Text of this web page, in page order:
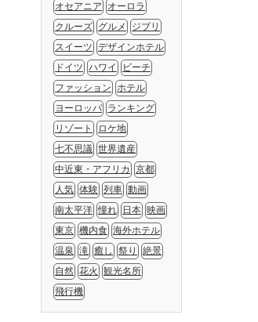
オセアニア
オーロラ
クルーズ グルメ
ジブリ
スイーツ デザインホテル
ドイツ ハワイ
ビーチ
ファッション ホテル
ヨーロッパ ランキング
リゾート
ロケ地
七不思議 世界遺産
中近東・アフリカ
京都
人気 体験 列車 動画
南太平洋 憧れ 日本 映画
東京 機内食 海外ホテル
温泉 滝 癒し 祭り
絶景
自然 花火
観光名所
飛行機